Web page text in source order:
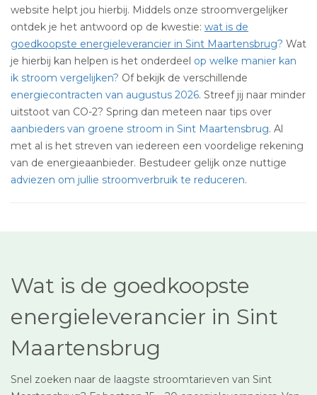
website helpt jou hierbij. Middels onze stroomvergelijker
ontdek je het antwoord op de kwestie: wat is de
goedkoopste energieleverancier in Sint Maartensbrug? Wat
je hierbij kan helpen is het onderdeel op welke manier kan
ik stroom vergelijken? Of bekijk de verschillende
energiecontracten van augustus 2026. Streef jij naar minder
uitstoot van CO-2? Spring dan meteen naar tips over
aanbieders van groene stroom in Sint Maartensbrug. Al
met al is het streven van iedereen een voordelige rekening
van de energieaanbieder. Bestudeer gelijk onze nuttige
adviezen om jullie stroomverbruik te reduceren.
Wat is de goedkoopste
energieleverancier in Sint
Maartensbrug
Snel zoeken naar de laagste stroomtarieven van Sint